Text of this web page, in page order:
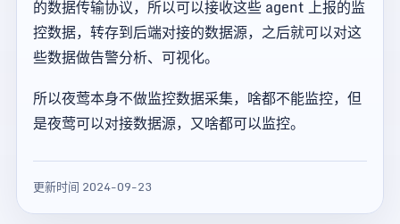
的数据传输协议，所以可以接收这些 agent 上报的监
控数据，转存到后端对接的数据源，之后就可以对这
些数据做告警分析、可视化。
所以夜莺本身不做监控数据采集，啥都不能监控，但
是夜莺可以对接数据源，又啥都可以监控。
更新时间 2024-09-23